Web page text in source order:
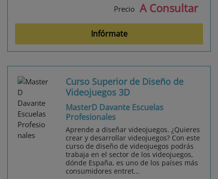
Precio A Consultar
Infórmate
Curso Superior de Diseño de
Videojuegos 3D
MasterD Davante Escuelas
Profesionales
Aprende a diseñar videojuegos. ¿Quieres
crear y desarrollar videojuegos? Con este
curso de diseño de videojuegos podrás
trabaja en el sector de los videojuegos,
dónde España, es uno de los países más
consumidores entret...